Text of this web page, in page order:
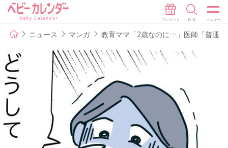
ニュース マンガ 教育ママ「2歳なのに…」医師「普通